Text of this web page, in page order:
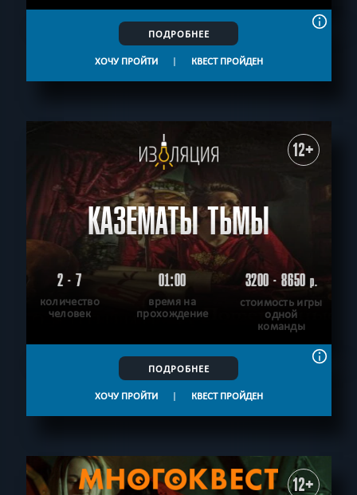
ПОДРОБНЕЕ
ХОЧУ ПРОЙТИ | КВЕСТ ПРОЙДЕН
12+
КАЗЕМАТЫ ТЬМЫ
2 - 7
количество
человек
01:00
время на
прохождение
3200 - 8650р.
стоимость игры
одной
команды
ПОДРОБНЕЕ
ХОЧУ ПРОЙТИ | КВЕСТ ПРОЙДЕН
12+